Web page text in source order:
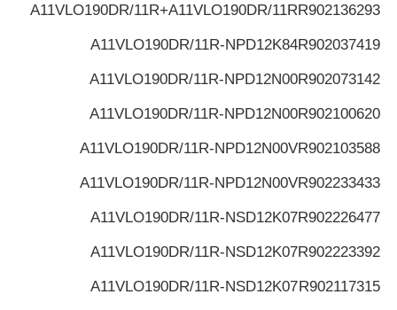
R902136293
A11VLO190DR/11R+A11VLO190DR/11R
R902037419
A11VLO190DR/11R-NPD12K84
R902073142
A11VLO190DR/11R-NPD12N00
R902100620
A11VLO190DR/11R-NPD12N00
R902103588
A11VLO190DR/11R-NPD12N00V
R902233433
A11VLO190DR/11R-NPD12N00V
R902226477
A11VLO190DR/11R-NSD12K07
R902223392
A11VLO190DR/11R-NSD12K07
R902117315
A11VLO190DR/11R-NSD12K07